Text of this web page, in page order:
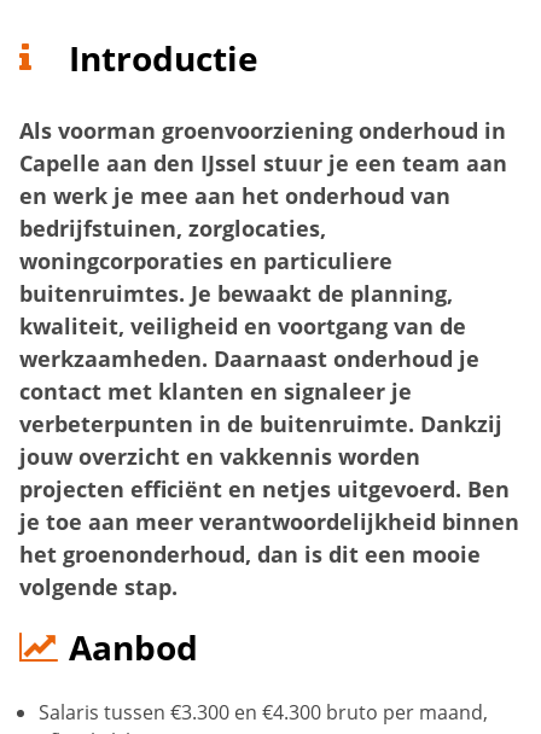
Introductie
Als voorman groenvoorziening onderhoud in
Capelle aan den IJssel stuur je een team aan
en werk je mee aan het onderhoud van
bedrijfstuinen, zorglocaties,
woningcorporaties en particuliere
buitenruimtes. Je bewaakt de planning,
kwaliteit, veiligheid en voortgang van de
werkzaamheden. Daarnaast onderhoud je
contact met klanten en signaleer je
verbeterpunten in de buitenruimte. Dankzij
jouw overzicht en vakkennis worden
projecten efficiënt en netjes uitgevoerd. Ben
je toe aan meer verantwoordelijkheid binnen
het groenonderhoud, dan is dit een mooie
volgende stap.
Aanbod
Salaris tussen €3.300 en €4.300 bruto per maand,